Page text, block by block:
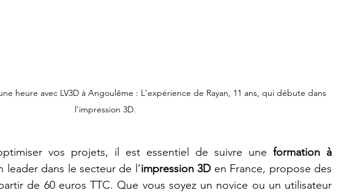
heure avec LV3D à Angoulême : L'expérience de Rayan, 11 ans, qui débute dans
l'impression 3D.
vos projets, il est essentiel de suivre une formation à
leader dans le secteur de l’impression 3D en France, propose des
de 60 euros TTC. Que vous soyez un novice ou un utilisateur